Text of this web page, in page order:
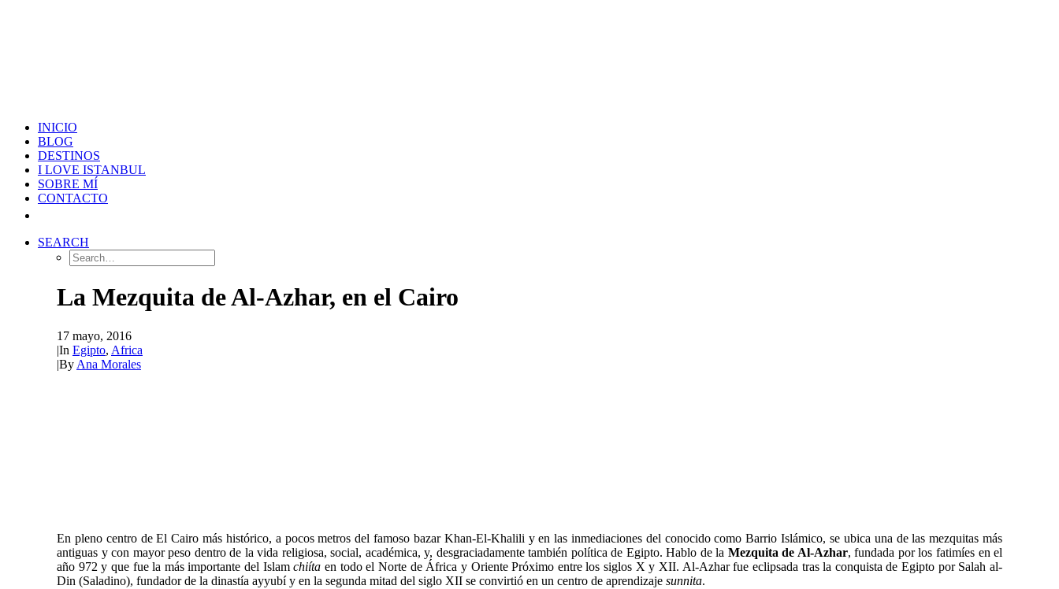
INICIO
BLOG
DESTINOS
I LOVE ISTANBUL
SOBRE MÍ
CONTACTO
SEARCH
La Mezquita de Al-Azhar, en el Cairo
17 mayo, 2016
|In Egipto, Africa
|By Ana Morales
En pleno centro de El Cairo más histórico, a pocos metros del famoso bazar Khan-El-Khalili y en las inmediaciones del conocido como Barrio Islámico, se ubica una de las mezquitas más
antiguas y con mayor peso dentro de la vida religiosa, social, académica, y, desgraciadamente también política de Egipto. Hablo de la Mezquita de Al-Azhar, fundada por los fatimíes en el
año 972 y que fue la más importante del Islamchiíta en todo el Norte de África y Oriente Próximo entre los siglos X y XII. Al-Azhar fue eclipsada tras la conquista de Egipto por Salah al-
Din (Saladino), fundador de la dinastía ayyubí y en la segunda mitad del siglo XII se convirtió en un centro de aprendizaje sunnita.